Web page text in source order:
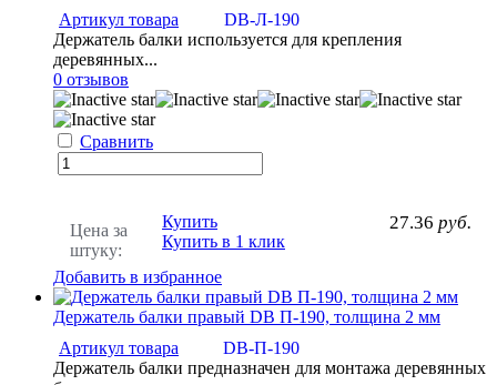
Артикул товара
DB-Л-190
Держатель балки используется для крепления
деревянных...
0 отзывов
Сравнить
Цена за
штуку:
27.36 руб.
Купить
Купить в 1 клик
Добавить в избранное
Держатель балки правый DB П-190, толщина 2 мм
Артикул товара
DB-П-190
Держатель балки предназначен для монтажа деревянных